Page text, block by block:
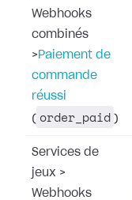
Webhooks
combinés
> Paiement de
commande
réussi
( order_paid )
Services de
jeux >
Webhooks